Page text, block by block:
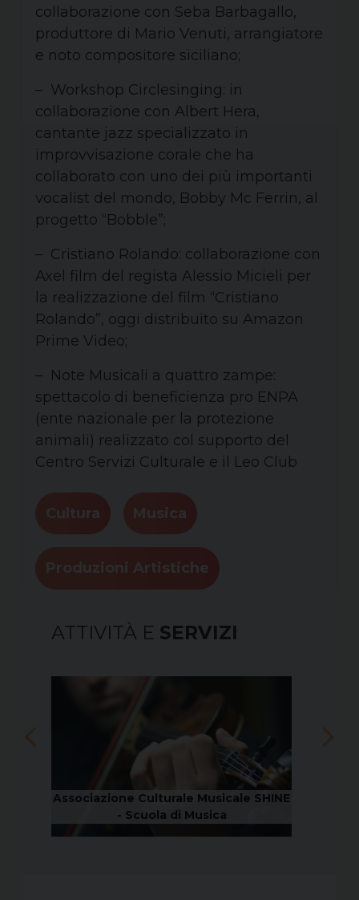
collaborazione con Seba Barbagallo,
produttore di Mario Venuti, arrangiatore
e noto compositore siciliano;
– Workshop Circlesinging: in
collaborazione con Albert Hera,
cantante jazz specializzato in
improvvisazione corale che ha
collaborato con uno dei più importanti
vocalist del mondo, Bobby Mc Ferrin, al
progetto “Bobble”;
– Cristiano Rolando: collaborazione con
Axel film del regista Alessio Micieli per
la realizzazione del film “Cristiano
Rolando”, oggi distribuito su Amazon
Prime Video;
– Note Musicali a quattro zampe:
spettacolo di beneficienza pro ENPA
(ente nazionale per la protezione
animali) realizzato col supporto del
Centro Servizi Culturale e il Leo Club
Cultura Musica
Produzioni Artistiche
ATTIVITÀ E SERVIZI
Associazione Culturale Musicale SHINE
- Scuola di Musica